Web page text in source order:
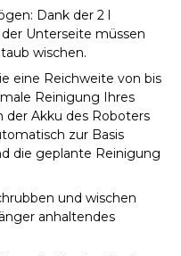
Dank der 2 l
Unterseite müssen
wischen.
eine Reichweite von bis
Reinigung Ihres
der Akku des Roboters
zur Basis
die geplante Reinigung
und wischen
anhaltendes